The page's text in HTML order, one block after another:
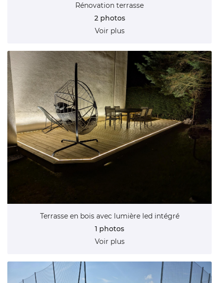
Rénovation terrasse
2 photos
Voir plus
Terrasse en bois avec lumière led intégré
1 photos
Voir plus